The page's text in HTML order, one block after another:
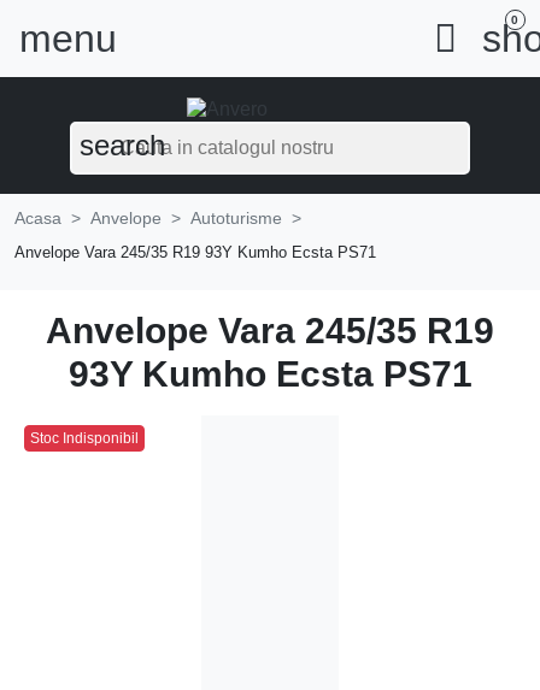
menu  0
search
Acasa Anvelope Autoturisme
Anvelope Vara 245/35 R19 93Y Kumho Ecsta PS71
Anvelope Vara 245/35 R19
93Y Kumho Ecsta PS71
Stoc Indisponibil